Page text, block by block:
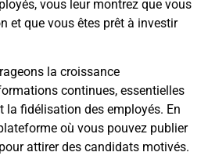
vous leur montrez que vous
et que vous êtes prêt à investir
la croissance
continues, essentielles
la fidélisation des employés. En
où vous pouvez publier
attirer des candidats motivés.